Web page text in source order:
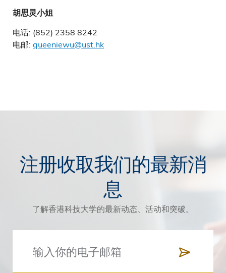
胡思灵小姐
电话: (852) 2358 8242
电邮: queeniewu@ust.hk
注册收取我们的最新消
息
了解香港科技大学的最新动态、活动和突破。